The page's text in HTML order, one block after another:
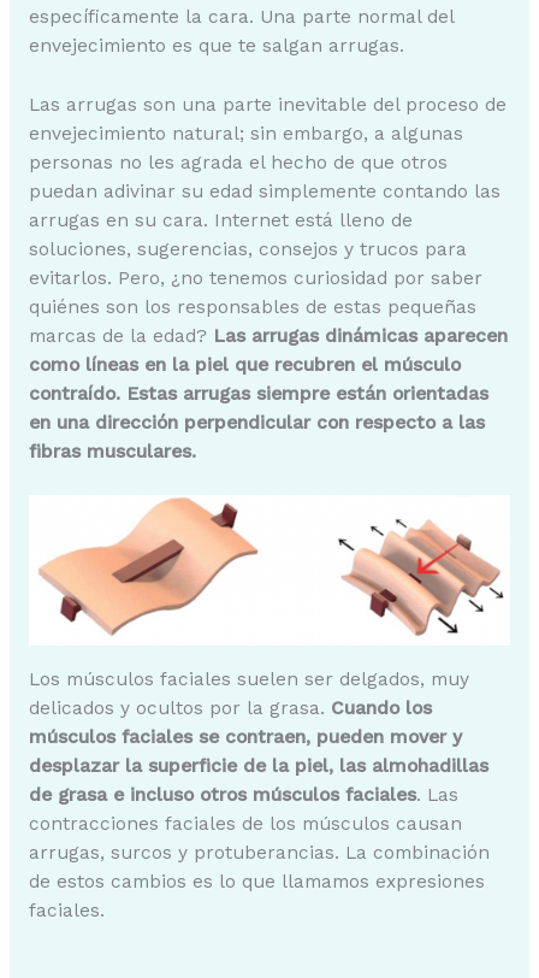
específicamente la cara. Una parte normal del
envejecimiento es que te salgan arrugas.
Las arrugas son una parte inevitable del proceso de
envejecimiento natural; sin embargo, a algunas
personas no les agrada el hecho de que otros
puedan adivinar su edad simplemente contando las
arrugas en su cara. Internet está lleno de
soluciones, sugerencias, consejos y trucos para
evitarlos. Pero, ¿no tenemos curiosidad por saber
quiénes son los responsables de estas pequeñas
marcas de la edad? Las arrugas dinámicas aparecen
como líneas en la piel que recubren el músculo
contraído. Estas arrugas siempre están orientadas
en una dirección perpendicular con respecto a las
fibras musculares.
Los músculos faciales suelen ser delgados, muy
delicados y ocultos por la grasa. Cuando los
músculos faciales se contraen, pueden mover y
desplazar la superficie de la piel, las almohadillas
de grasa e incluso otros músculos faciales. Las
contracciones faciales de los músculos causan
arrugas, surcos y protuberancias. La combinación
de estos cambios es lo que llamamos expresiones
faciales.